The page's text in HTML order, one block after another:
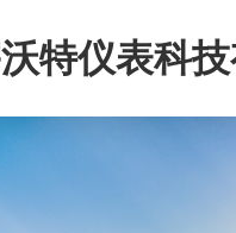
特仪表科